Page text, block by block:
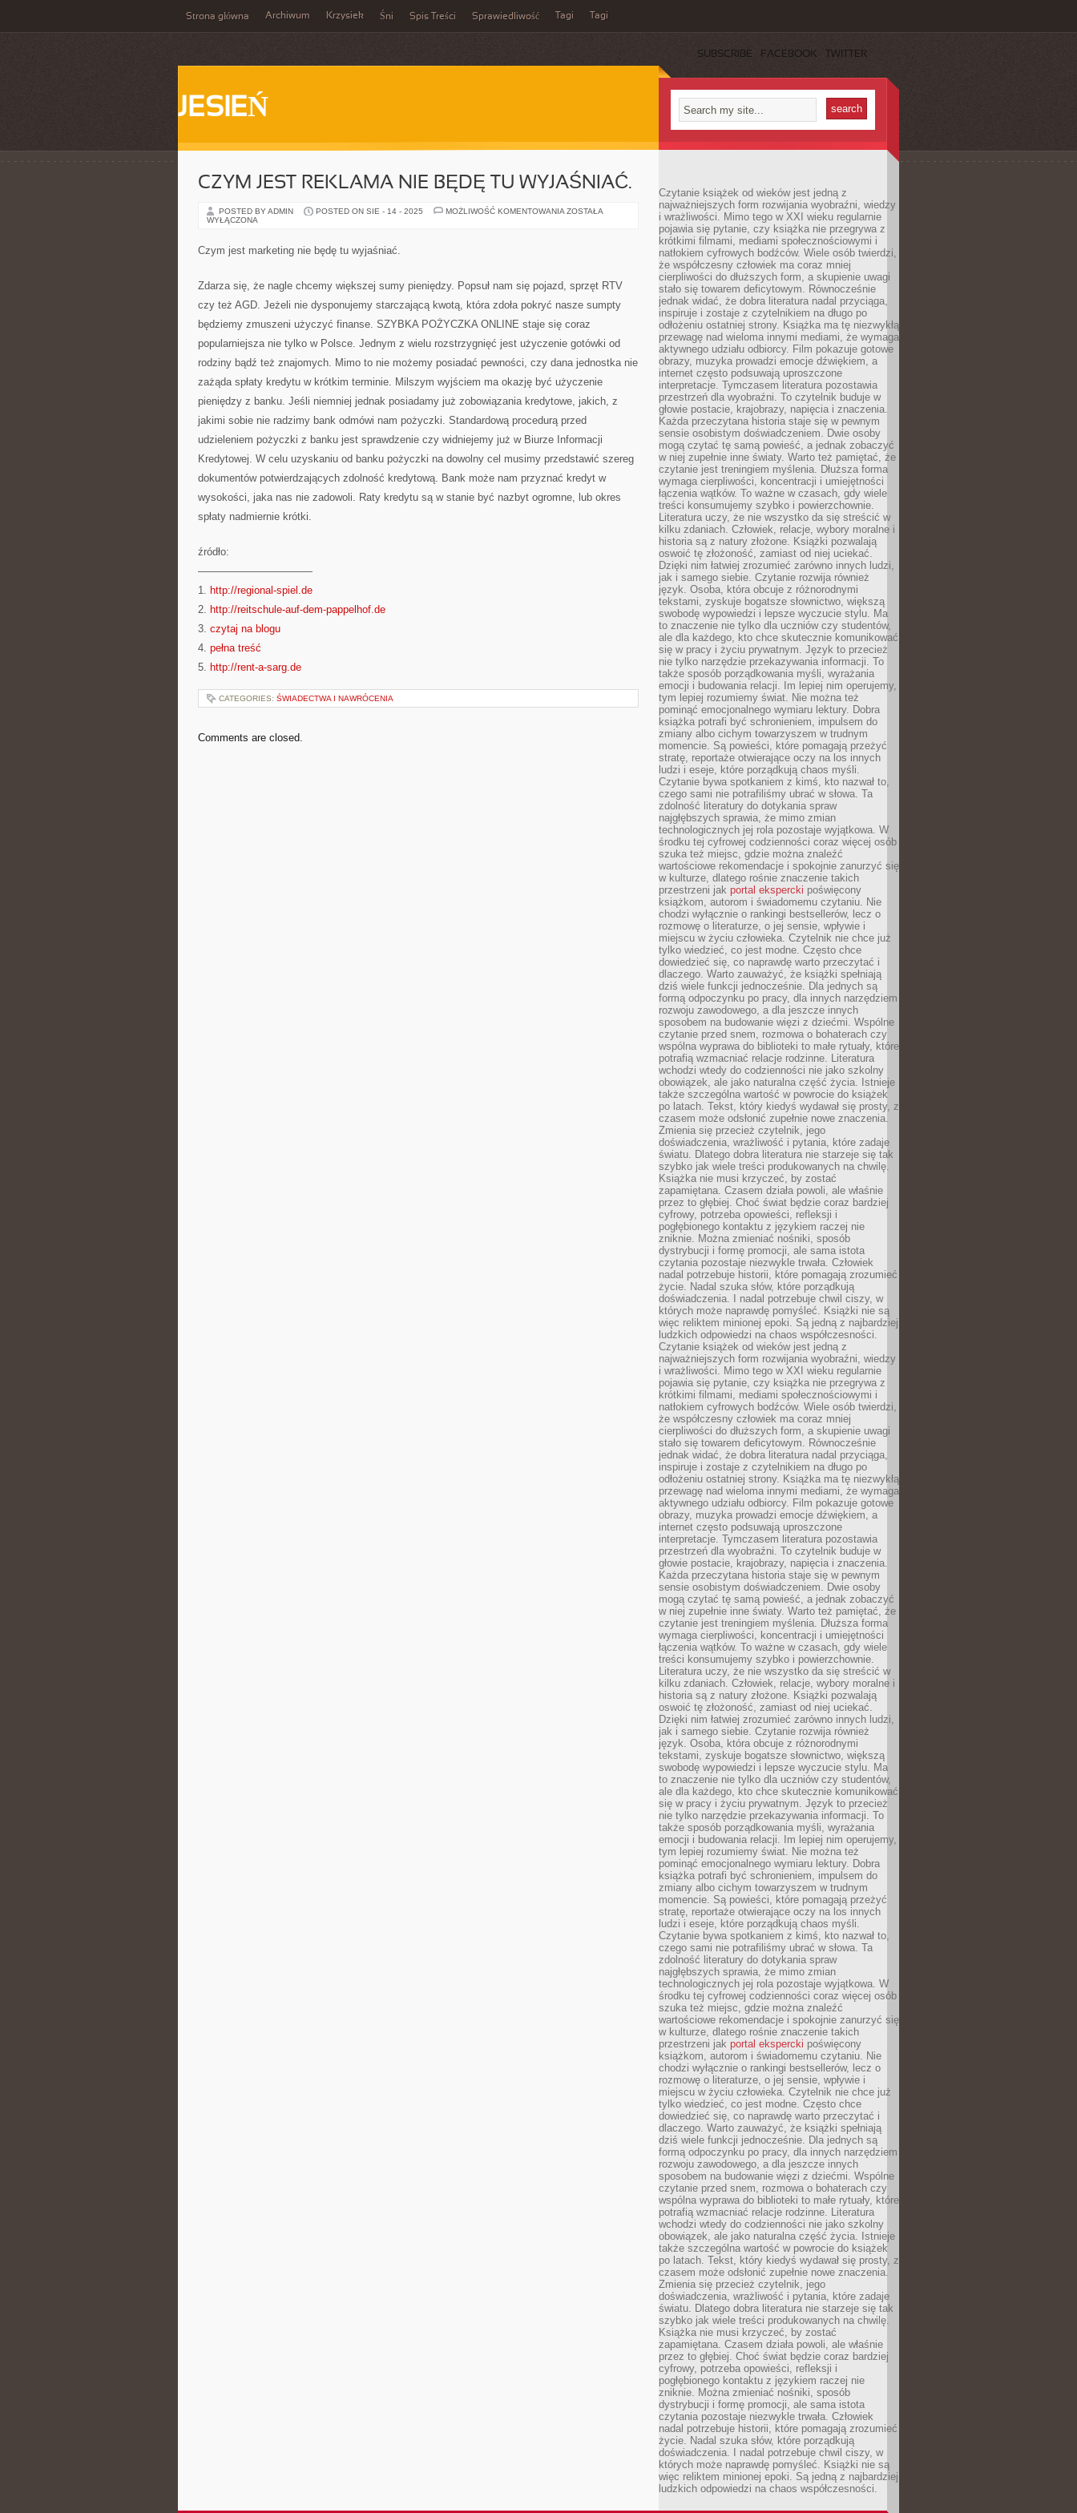
Strona główna Archiwum Krzysiek Śni Spis Treści Sprawiedliwość Tagi Tagi
SUBSCRIBE FACEBOOK TWITTER
JESIEŃ
CZYM JEST REKLAMA NIE BĘDĘ TU WYJAŚNIAĆ.
POSTED BY ADMIN POSTED ON SIE - 14 - 2025 MOŻLIWOŚĆ KOMENTOWANIA CZYM
ZOSTAŁA
WYŁĄCZONA
Czym jest marketing nie będę tu wyjaśniać.
Zdarza się, że nagle chcemy większej sumy pieniędzy. Popsuł nam się pojazd, sprzęt RTV
czy też AGD. Jeżeli nie dysponujemy starczającą kwotą, która zdoła pokryć nasze sumpty
będziemy zmuszeni użyczyć finanse. SZYBKA POŻYCZKA ONLINE staje się coraz
popularniejsza nie tylko w Polsce. Jednym z wielu rozstrzygnięć jest użyczenie gotówki od
rodziny bądź też znajomych. Mimo to nie możemy posiadać pewności, czy dana jednostka nie
zażąda spłaty kredytu w krótkim terminie. Milszym wyjściem ma okazję być użyczenie
pieniędzy z banku. Jeśli niemniej jednak posiadamy już zobowiązania kredytowe, jakich, z
jakimi sobie nie radzimy bank odmówi nam pożyczki. Standardową procedurą przed
udzieleniem pożyczki z banku jest sprawdzenie czy widniejemy już w Biurze Informacji
Kredytowej. W celu uzyskaniu od banku pożyczki na dowolny cel musimy przedstawić szereg
dokumentów potwierdzających zdolność kredytową. Bank może nam przyznać kredyt w
wysokości, jaka nas nie zadowoli. Raty kredytu są w stanie być nazbyt ogromne, lub okres
spłaty nadmiernie krótki.
źródło:
———————————
1. http://regional-spiel.de
2. http://reitschule-auf-dem-pappelhof.de
3. czytaj na blogu
4. pełna treść
5. http://rent-a-sarg.de
CATEGORIES: ŚWIADECTWA I NAWRÓCENIA
Comments are closed.
Czytanie książek od wieków jest jedną z
najważniejszych form rozwijania wyobraźni, wiedzy
i wrażliwości. Mimo tego w XXI wieku regularnie
pojawia się pytanie, czy książka nie przegrywa z
krótkimi filmami, mediami społecznościowymi i
natłokiem cyfrowych bodźców. Wiele osób twierdzi,
że współczesny człowiek ma coraz mniej
cierpliwości do dłuższych form, a skupienie uwagi
stało się towarem deficytowym. Równocześnie
jednak widać, że dobra literatura nadal przyciąga,
inspiruje i zostaje z czytelnikiem na długo po
odłożeniu ostatniej strony. Książka ma tę niezwykłą
przewagę nad wieloma innymi mediami, że wymaga
aktywnego udziału odbiorcy. Film pokazuje gotowe
obrazy, muzyka prowadzi emocje dźwiękiem, a
internet często podsuwają uproszczone
interpretacje. Tymczasem literatura pozostawia
przestrzeń dla wyobraźni. To czytelnik buduje w
głowie postacie, krajobrazy, napięcia i znaczenia.
Każda przeczytana historia staje się w pewnym
sensie osobistym doświadczeniem. Dwie osoby
mogą czytać tę samą powieść, a jednak zobaczyć
w niej zupełnie inne światy. Warto też pamiętać, że
czytanie jest treningiem myślenia. Dłuższa forma
wymaga cierpliwości, koncentracji i umiejętności
łączenia wątków. To ważne w czasach, gdy wiele
treści konsumujemy szybko i powierzchownie.
Literatura uczy, że nie wszystko da się streścić w
kilku zdaniach. Człowiek, relacje, wybory moralne i
historia są z natury złożone. Książki pozwalają
oswoić tę złożoność, zamiast od niej uciekać.
Dzięki nim łatwiej zrozumieć zarówno innych ludzi,
jak i samego siebie. Czytanie rozwija również
język. Osoba, która obcuje z różnorodnymi
tekstami, zyskuje bogatsze słownictwo, większą
swobodę wypowiedzi i lepsze wyczucie stylu. Ma
to znaczenie nie tylko dla uczniów czy studentów,
ale dla każdego, kto chce skutecznie komunikować
się w pracy i życiu prywatnym. Język to przecież
nie tylko narzędzie przekazywania informacji. To
także sposób porządkowania myśli, wyrażania
emocji i budowania relacji. Im lepiej nim operujemy,
tym lepiej rozumiemy świat. Nie można też
pominąć emocjonalnego wymiaru lektury. Dobra
książka potrafi być schronieniem, impulsem do
zmiany albo cichym towarzyszem w trudnym
momencie. Są powieści, które pomagają przeżyć
stratę, reportaże otwierające oczy na los innych
ludzi i eseje, które porządkują chaos myśli.
Czytanie bywa spotkaniem z kimś, kto nazwał to,
czego sami nie potrafiliśmy ubrać w słowa. Ta
zdolność literatury do dotykania spraw
najgłębszych sprawia, że mimo zmian
technologicznych jej rola pozostaje wyjątkowa. W
środku tej cyfrowej codzienności coraz więcej osób
szuka też miejsc, gdzie można znaleźć
wartościowe rekomendacje i spokojnie zanurzyć się
w kulturze, dlatego rośnie znaczenie takich
przestrzeni jak portal ekspercki poświęcony
książkom, autorom i świadomemu czytaniu. Nie
chodzi wyłącznie o rankingi bestsellerów, lecz o
rozmowę o literaturze, o jej sensie, wpływie i
miejscu w życiu człowieka. Czytelnik nie chce już
tylko wiedzieć, co jest modne. Często chce
dowiedzieć się, co naprawdę warto przeczytać i
dlaczego. Warto zauważyć, że książki spełniają
dziś wiele funkcji jednocześnie. Dla jednych są
formą odpoczynku po pracy, dla innych narzędziem
rozwoju zawodowego, a dla jeszcze innych
sposobem na budowanie więzi z dziećmi. Wspólne
czytanie przed snem, rozmowa o bohaterach czy
wspólna wyprawa do biblioteki to małe rytuały, które
potrafią wzmacniać relacje rodzinne. Literatura
wchodzi wtedy do codzienności nie jako szkolny
obowiązek, ale jako naturalna część życia. Istnieje
także szczególna wartość w powrocie do książek
po latach. Tekst, który kiedyś wydawał się prosty, z
czasem może odsłonić zupełnie nowe znaczenia.
Zmienia się przecież czytelnik, jego
doświadczenia, wrażliwość i pytania, które zadaje
światu. Dlatego dobra literatura nie starzeje się tak
szybko jak wiele treści produkowanych na chwilę.
Książka nie musi krzyczeć, by zostać
zapamiętana. Czasem działa powoli, ale właśnie
przez to głębiej. Choć świat będzie coraz bardziej
cyfrowy, potrzeba opowieści, refleksji i
pogłębionego kontaktu z językiem raczej nie
zniknie. Można zmieniać nośniki, sposób
dystrybucji i formę promocji, ale sama istota
czytania pozostaje niezwykle trwała. Człowiek
nadal potrzebuje historii, które pomagają zrozumieć
życie. Nadal szuka słów, które porządkują
doświadczenia. I nadal potrzebuje chwil ciszy, w
których może naprawdę pomyśleć. Książki nie są
więc reliktem minionej epoki. Są jedną z najbardziej
ludzkich odpowiedzi na chaos współczesności.
Czytanie książek od wieków jest jedną z
najważniejszych form rozwijania wyobraźni, wiedzy
i wrażliwości. Mimo tego w XXI wieku regularnie
pojawia się pytanie, czy książka nie przegrywa z
krótkimi filmami, mediami społecznościowymi i
natłokiem cyfrowych bodźców. Wiele osób twierdzi,
że współczesny człowiek ma coraz mniej
cierpliwości do dłuższych form, a skupienie uwagi
stało się towarem deficytowym. Równocześnie
jednak widać, że dobra literatura nadal przyciąga,
inspiruje i zostaje z czytelnikiem na długo po
odłożeniu ostatniej strony. Książka ma tę niezwykłą
przewagę nad wieloma innymi mediami, że wymaga
aktywnego udziału odbiorcy. Film pokazuje gotowe
obrazy, muzyka prowadzi emocje dźwiękiem, a
internet często podsuwają uproszczone
interpretacje. Tymczasem literatura pozostawia
przestrzeń dla wyobraźni. To czytelnik buduje w
głowie postacie, krajobrazy, napięcia i znaczenia.
Każda przeczytana historia staje się w pewnym
sensie osobistym doświadczeniem. Dwie osoby
mogą czytać tę samą powieść, a jednak zobaczyć
w niej zupełnie inne światy. Warto też pamiętać, że
czytanie jest treningiem myślenia. Dłuższa forma
wymaga cierpliwości, koncentracji i umiejętności
łączenia wątków. To ważne w czasach, gdy wiele
treści konsumujemy szybko i powierzchownie.
Literatura uczy, że nie wszystko da się streścić w
kilku zdaniach. Człowiek, relacje, wybory moralne i
historia są z natury złożone. Książki pozwalają
oswoić tę złożoność, zamiast od niej uciekać.
Dzięki nim łatwiej zrozumieć zarówno innych ludzi,
jak i samego siebie. Czytanie rozwija również
język. Osoba, która obcuje z różnorodnymi
tekstami, zyskuje bogatsze słownictwo, większą
swobodę wypowiedzi i lepsze wyczucie stylu. Ma
to znaczenie nie tylko dla uczniów czy studentów,
ale dla każdego, kto chce skutecznie komunikować
się w pracy i życiu prywatnym. Język to przecież
nie tylko narzędzie przekazywania informacji. To
także sposób porządkowania myśli, wyrażania
emocji i budowania relacji. Im lepiej nim operujemy,
tym lepiej rozumiemy świat. Nie można też
pominąć emocjonalnego wymiaru lektury. Dobra
książka potrafi być schronieniem, impulsem do
zmiany albo cichym towarzyszem w trudnym
momencie. Są powieści, które pomagają przeżyć
stratę, reportaże otwierające oczy na los innych
ludzi i eseje, które porządkują chaos myśli.
Czytanie bywa spotkaniem z kimś, kto nazwał to,
czego sami nie potrafiliśmy ubrać w słowa. Ta
zdolność literatury do dotykania spraw
najgłębszych sprawia, że mimo zmian
technologicznych jej rola pozostaje wyjątkowa. W
środku tej cyfrowej codzienności coraz więcej osób
szuka też miejsc, gdzie można znaleźć
wartościowe rekomendacje i spokojnie zanurzyć się
w kulturze, dlatego rośnie znaczenie takich
przestrzeni jak portal ekspercki poświęcony
książkom, autorom i świadomemu czytaniu. Nie
chodzi wyłącznie o rankingi bestsellerów, lecz o
rozmowę o literaturze, o jej sensie, wpływie i
miejscu w życiu człowieka. Czytelnik nie chce już
tylko wiedzieć, co jest modne. Często chce
dowiedzieć się, co naprawdę warto przeczytać i
dlaczego. Warto zauważyć, że książki spełniają
dziś wiele funkcji jednocześnie. Dla jednych są
formą odpoczynku po pracy, dla innych narzędziem
rozwoju zawodowego, a dla jeszcze innych
sposobem na budowanie więzi z dziećmi. Wspólne
czytanie przed snem, rozmowa o bohaterach czy
wspólna wyprawa do biblioteki to małe rytuały, które
potrafią wzmacniać relacje rodzinne. Literatura
wchodzi wtedy do codzienności nie jako szkolny
obowiązek, ale jako naturalna część życia. Istnieje
także szczególna wartość w powrocie do książek
po latach. Tekst, który kiedyś wydawał się prosty, z
czasem może odsłonić zupełnie nowe znaczenia.
Zmienia się przecież czytelnik, jego
doświadczenia, wrażliwość i pytania, które zadaje
światu. Dlatego dobra literatura nie starzeje się tak
szybko jak wiele treści produkowanych na chwilę.
Książka nie musi krzyczeć, by zostać
zapamiętana. Czasem działa powoli, ale właśnie
przez to głębiej. Choć świat będzie coraz bardziej
cyfrowy, potrzeba opowieści, refleksji i
pogłębionego kontaktu z językiem raczej nie
zniknie. Można zmieniać nośniki, sposób
dystrybucji i formę promocji, ale sama istota
czytania pozostaje niezwykle trwała. Człowiek
nadal potrzebuje historii, które pomagają zrozumieć
życie. Nadal szuka słów, które porządkują
doświadczenia. I nadal potrzebuje chwil ciszy, w
których może naprawdę pomyśleć. Książki nie są
więc reliktem minionej epoki. Są jedną z najbardziej
ludzkich odpowiedzi na chaos współczesności.